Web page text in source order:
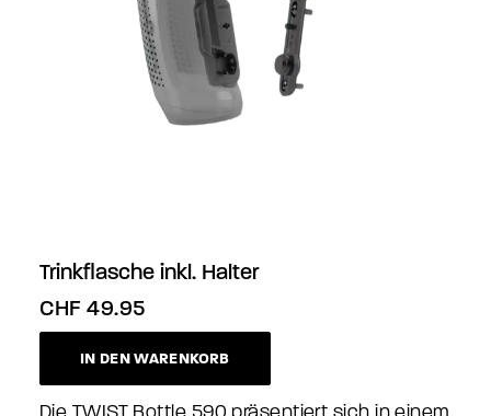
Trinkflasche inkl. Halter
CHF 49.95
IN DEN WARENKORB